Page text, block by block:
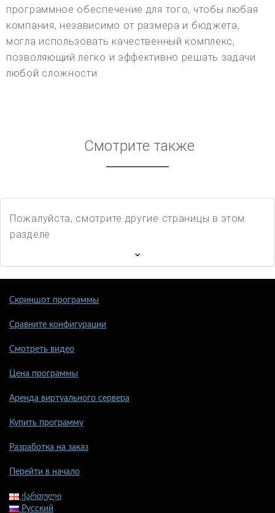
программное обеспечение для того, чтобы любая
компания, независимо от размера и бюджета,
могла использовать качественный комплекс,
позволяющий легко и эффективно решать задачи
любой сложности.
Смотрите также
Пожалуйста, смотрите другие страницы в этом
разделе
Скриншот программы
Сравните конфигурации
Смотреть видео
Цена программы
Аренда виртуального сервера
Купить программу
Разработка на заказ
Перейти в начало
ქართული
Русский